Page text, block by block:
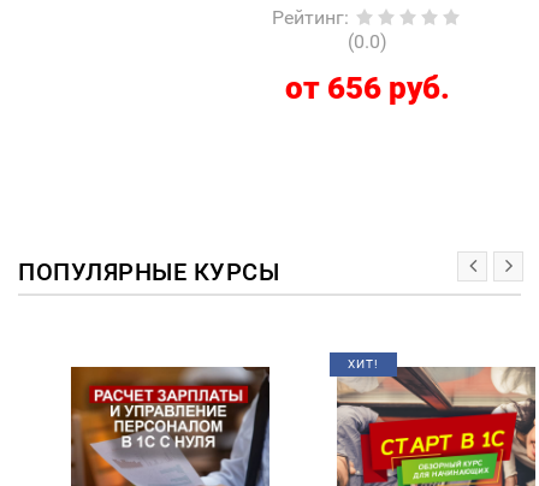
Рейтинг:
(0.0)
от 656 руб.
ПОПУЛЯРНЫЕ КУРСЫ